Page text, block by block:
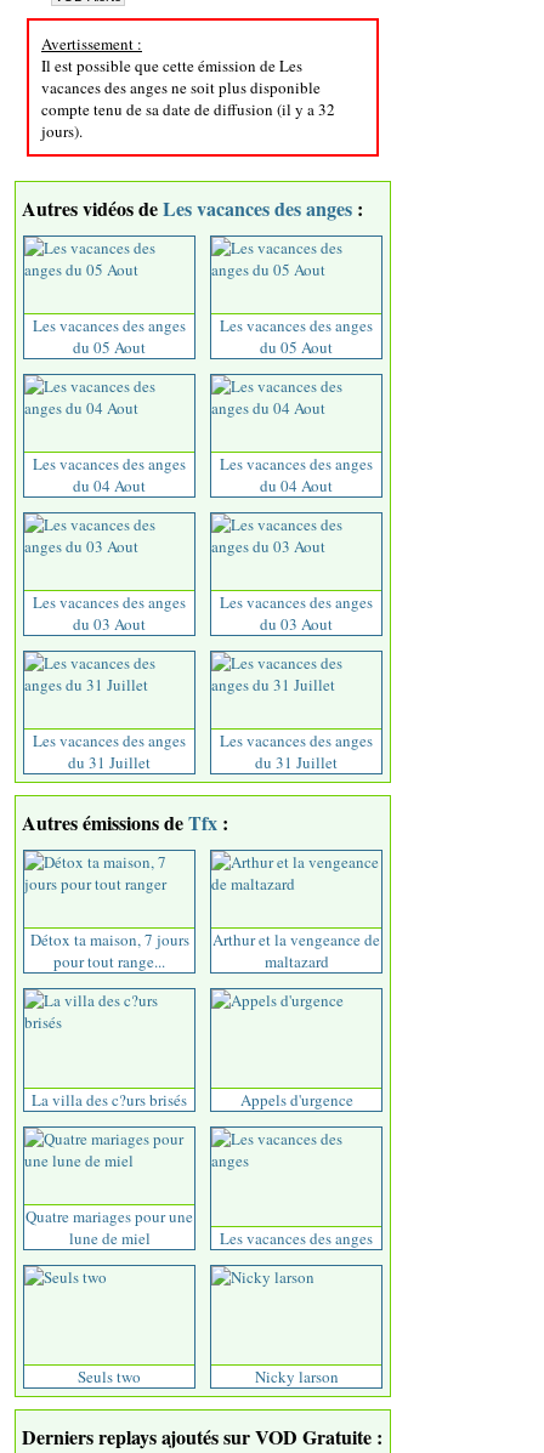
Avertissement :
Il est possible que cette émission de Les
vacances des anges ne soit plus disponible
compte tenu de sa date de diffusion (il y a 32
jours).
Autres vidéos deLes vacances des anges :
Les vacances des anges
du 05 Aout
Les vacances des anges
du 05 Aout
Les vacances des anges
du 04 Aout
Les vacances des anges
du 04 Aout
Les vacances des anges
du 03 Aout
Les vacances des anges
du 03 Aout
Les vacances des anges
du 31 Juillet
Les vacances des anges
du 31 Juillet
Autres émissions deTfx :
Détox ta maison, 7 jours
pour tout range...
Arthur et la vengeance de
maltazard
La villa des c?urs brisés Appels d'urgence
Quatre mariages pour une
lune de miel
Les vacances des anges
Seuls two Nicky larson
Derniers replays ajoutés sur VOD Gratuite :